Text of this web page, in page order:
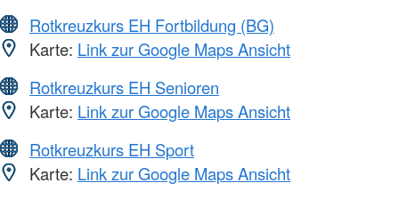
Rotkreuzkurs EH Fortbildung (BG)
Karte: Link zur Google Maps Ansicht
Rotkreuzkurs EH Senioren
Karte: Link zur Google Maps Ansicht
Rotkreuzkurs EH Sport
Karte: Link zur Google Maps Ansicht